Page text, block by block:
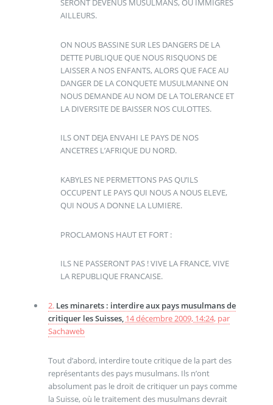
SERONT DEVENUS MUSULMANS, OU IMMIGRES
AILLEURS.
ON NOUS BASSINE SUR LES DANGERS DE LA
DETTE PUBLIQUE QUE NOUS RISQUONS DE
LAISSER A NOS ENFANTS, ALORS QUE FACE AU
DANGER DE LA CONQUETE MUSULMANNE ON
NOUS DEMANDE AU NOM DE LA TOLERANCE ET
LA DIVERSITE DE BAISSER NOS CULOTTES.
ILS ONT DEJA ENVAHI LE PAYS DE NOS
ANCETRES L’AFRIQUE DU NORD.
KABYLES NE PERMETTONS PAS QU’ILS
OCCUPENT LE PAYS QUI NOUS A NOUS ELEVE,
QUI NOUS A DONNE LA LUMIERE.
PROCLAMONS HAUT ET FORT :
ILS NE PASSERONT PAS ! VIVE LA FRANCE, VIVE
LA REPUBLIQUE FRANCAISE.
2. Les minarets : interdire aux pays musulmans de
critiquer les Suisses, 14 décembre 2009, 14:24, par
Sachaweb
Tout d’abord, interdire toute critique de la part des
représentants des pays musulmans. Ils n’ont
absolument pas le droit de critiquer un pays comme
la Suisse, où le traitement des musulmans devrait